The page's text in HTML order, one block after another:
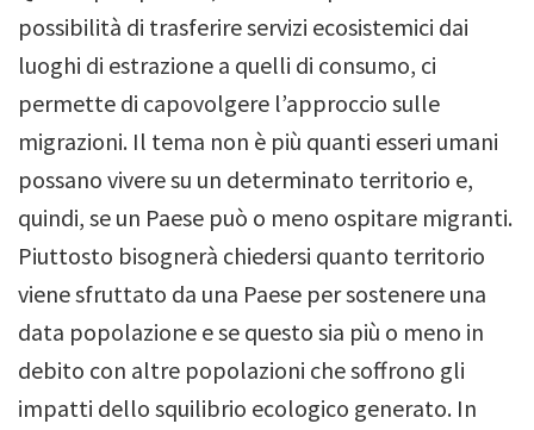
possibilità di trasferire servizi ecosistemici dai
luoghi di estrazione a quelli di consumo, ci
permette di capovolgere l’approccio sulle
migrazioni. Il tema non è più quanti esseri umani
possano vivere su un determinato territorio e,
quindi, se un Paese può o meno ospitare migranti.
Piuttosto bisognerà chiedersi quanto territorio
viene sfruttato da una Paese per sostenere una
data popolazione e se questo sia più o meno in
debito con altre popolazioni che soffrono gli
impatti dello squilibrio ecologico generato. In